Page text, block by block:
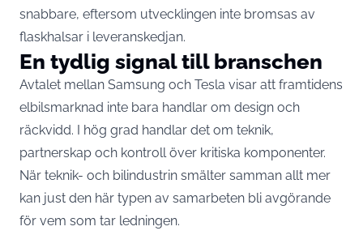
snabbare, eftersom utvecklingen inte bromsas av
flaskhalsar i leveranskedjan.
En tydlig signal till branschen
Avtalet mellan Samsung och Tesla visar att framtidens
elbilsmarknad inte bara handlar om design och
räckvidd. I hög grad handlar det om teknik,
partnerskap och kontroll över kritiska komponenter.
När teknik- och bilindustrin smälter samman allt mer
kan just den här typen av samarbeten bli avgörande
för vem som tar ledningen.